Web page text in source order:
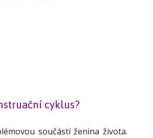
cyklus?
součástí ženina života.